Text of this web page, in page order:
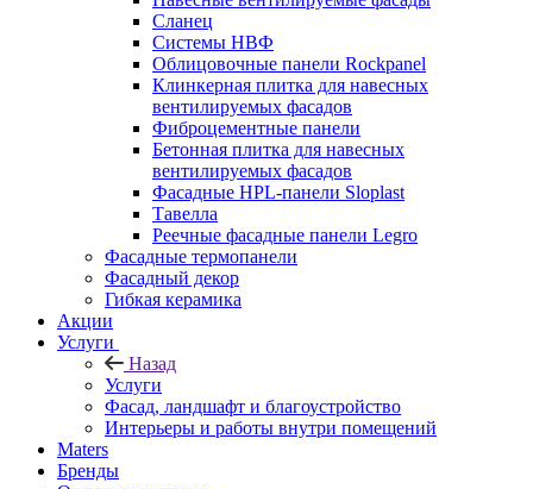
Сланец
Системы НВФ
Облицовочные панели Rockpanel
Клинкерная плитка для навесных
вентилируемых фасадов
Фиброцементные панели
Бетонная плитка для навесных
вентилируемых фасадов
Фасадные HPL-панели Sloplast
Тавелла
Реечные фасадные панели Legro
Фасадные термопанели
Фасадный декор
Гибкая керамика
Акции
Услуги
Назад
Услуги
Фасад, ландшафт и благоустройство
Интерьеры и работы внутри помещений
Maters
Бренды